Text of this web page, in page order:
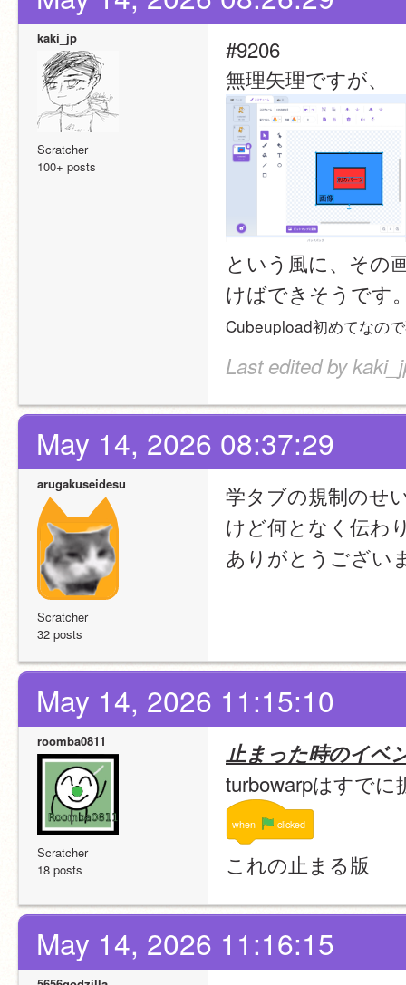
kaki_jp
Scratcher
100+ posts
#9206
無理矢理ですが、
という風に、その
けばできそうです
Cubeupload初めてなの
Last edited by
May 14, 2026 08:37:29
arugakuseidesu
Scratcher
32 posts
学タブの規制のせ
けど何となく伝わ
ありがとうござい
May 14, 2026 11:15:10
roomba0811
Scratcher
18 posts
止まった時のイベ
turbowarpはすでに
when clicked
これの止まる版
May 14, 2026 11:16:15